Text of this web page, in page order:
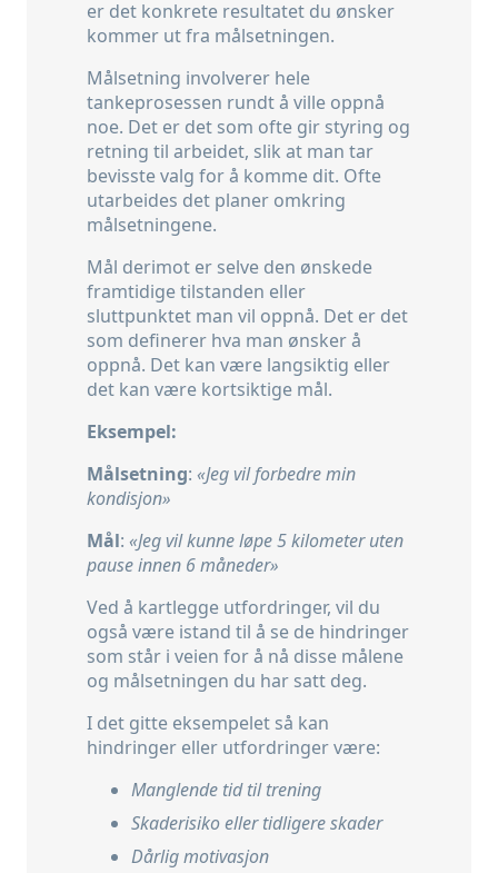
er det konkrete resultatet du ønsker
kommer ut fra målsetningen.
Målsetning involverer hele
tankeprosessen rundt å ville oppnå
noe. Det er det som ofte gir styring og
retning til arbeidet, slik at man tar
bevisste valg for å komme dit. Ofte
utarbeides det planer omkring
målsetningene.
Mål derimot er selve den ønskede
framtidige tilstanden eller
sluttpunktet man vil oppnå. Det er det
som definerer hva man ønsker å
oppnå. Det kan være langsiktig eller
det kan være kortsiktige mål.
Eksempel:
Målsetning: «Jeg vil forbedre min
kondisjon»
Mål: «Jeg vil kunne løpe 5 kilometer uten
pause innen 6 måneder»
Ved å kartlegge utfordringer, vil du
også være istand til å se de hindringer
som står i veien for å nå disse målene
og målsetningen du har satt deg.
I det gitte eksempelet så kan
hindringer eller utfordringer være:
Manglende tid til trening
Skaderisiko eller tidligere skader
Dårlig motivasjon